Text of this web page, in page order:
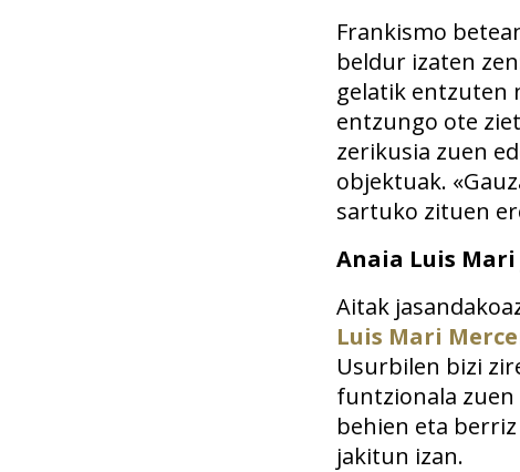
Frankismo
beldur izaten
gelatik entzuten
entzungo ote
zerikusia zuen
objektuak.
sartuko zituen
Anaia Luis
Aitak
Luis Mari
Usurbilen bizi
funtzionala zuen
behien eta
jakitun izan.